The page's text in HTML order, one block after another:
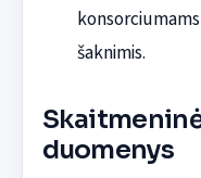
šaknimis.
duomenys